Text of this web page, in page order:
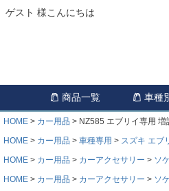
ゲスト 様こんにちは
商品一覧 車種
HOME カー用品
NZ585 エブリイ専用
HOME
カー用品 車種専用 スズキ エブ
HOME
カー用品 カーアクセサリー ソ
HOME
カー用品 カーアクセサリー ソ